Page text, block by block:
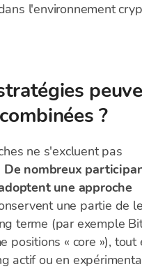
l'environnement
?
ne s'excluent pas
De nombreux
une approche
une partie de
terme (par exemple
positions « core »), tout
actif ou en